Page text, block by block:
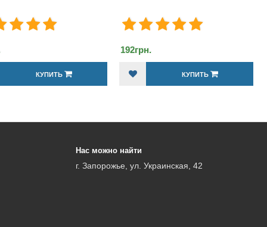
КУПИТЬ
192грн.
КУПИТЬ
Нас можно найти
г. Запорожье, ул. Украинская, 42